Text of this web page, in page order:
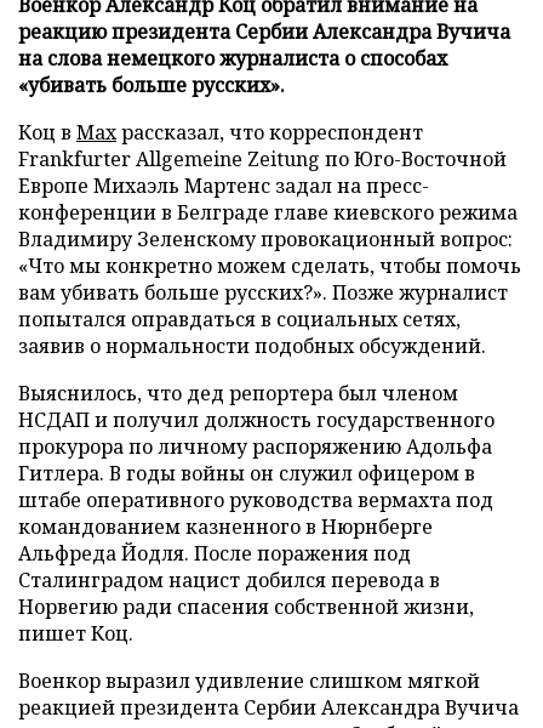
реакцию президента Сербии Александра Вучича
на слова немецкого журналиста о способах
«убивать больше русских».
Коц в Махрассказал, что корреспондент
Frankfurter Allgemeine Zeitung по Юго-Восточной
Европе Михаэль Мартенс задал на пресс-
конференции в Белграде главе киевского режима
Владимиру Зеленскому провокационный вопрос:
«Что мы конкретно можем сделать, чтобы помочь
вам убивать больше русских?». Позже журналист
попытался оправдаться в социальных сетях,
заявив о нормальности подобных обсуждений.
Выяснилось, что дед репортера был членом
НСДАП и получил должность государственного
прокурора по личному распоряжению Адольфа
Гитлера. В годы войны он служил офицером в
штабе оперативного руководства вермахта под
командованием казненного в Нюрнберге
Альфреда Йодля. После поражения под
Сталинградом нацист добился перевода в
Норвегию ради спасения собственной жизни,
пишет Коц.
Военкор выразил удивление слишком мягкой
реакцией президента Сербии Александра Вучича